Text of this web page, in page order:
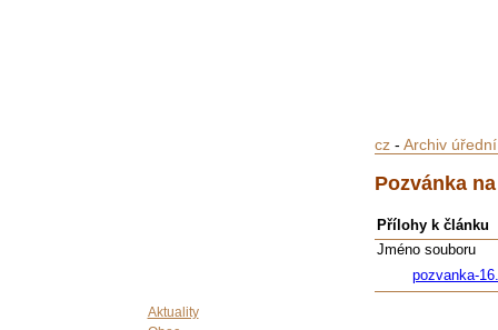
Aktuality
cz- Archiv
Pozvánka
Přílohy k článku
Jméno souboru
pozvanka-